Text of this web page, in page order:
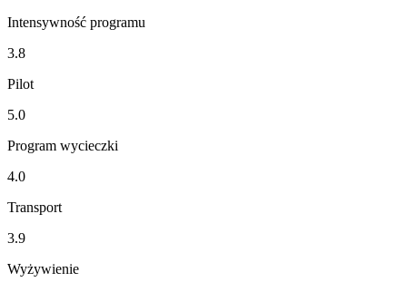
Intensywność programu
3.8
Pilot
5.0
Program wycieczki
4.0
Transport
3.9
Wyżywienie